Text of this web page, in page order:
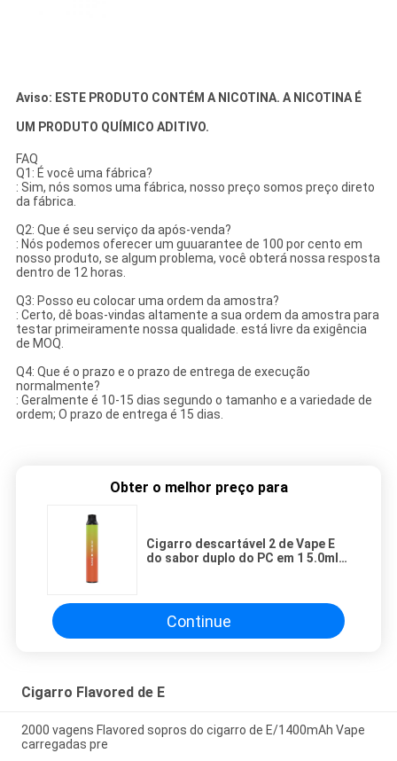
Aviso: ESTE PRODUTO CONTÉM A NICOTINA. A NICOTINA É
UM PRODUTO QUÍMICO ADITIVO.
FAQ
Q1: É você uma fábrica?
: Sim, nós somos uma fábrica, nosso preço somos preço direto
da fábrica.
Q2: Que é seu serviço da após-venda?
: Nós podemos oferecer um guuarantee de 100 por cento em
nosso produto, se algum problema, você obterá nossa resposta
dentro de 12 horas.
Q3: Posso eu colocar uma ordem da amostra?
: Certo, dê boas-vindas altamente a sua ordem da amostra para
testar primeiramente nossa qualidade. está livre da exigência
de MOQ.
Q4: Que é o prazo e o prazo de entrega de execução
normalmente?
: Geralmente é 10-15 dias segundo o tamanho e a variedade de
ordem; O prazo de entrega é 15 dias.
Obter o melhor preço para
Cigarro descartável 2 de Vape E
do sabor duplo do PC em 1 5.0ml
Continue
Cigarro Flavored de E
2000 vagens Flavored sopros do cigarro de E/1400mAh Vape
carregadas pre